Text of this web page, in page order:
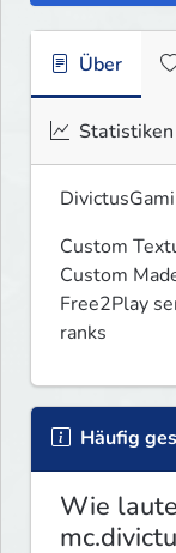
Über
Statistiken
Custom
Custom
Free2Play
ranks
Häufig
Wie